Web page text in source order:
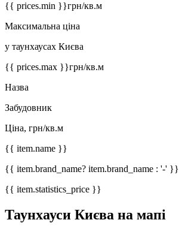
{{ prices.min }}грн/кв.м
Максимальна ціна
у таунхаусах Києва
{{ prices.max }}грн/кв.м
Назва
Забудовник
Ціна, грн/кв.м
{{ item.name }}
{{ item.brand_name? item.brand_name : '-' }}
{{ item.statistics_price }}
Таунхауси Києва на мапі